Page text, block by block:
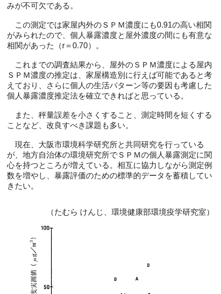
みが不可欠である。
この測定では家屋内外のＳＰＭ濃度にも0.91の高い相関
がみられたので、個人暴露濃度と屋外濃度の間にも有意な
相関があった（r＝0.70）。
これまでの調査結果から、屋外のＳＰＭ濃度による屋内
ＳＰＭ濃度の推定は、家屋構造別に行えば可能であると考
えており、さらに個人の生活パターン等の要因も考慮した
個人暴露濃度推定法を確立できればと思っている。
また、秤量誤差を小さくすること、測定時間を短くする
ことなど、改良すべき課題も多い。
現在、大阪市環境科学研究所と共同研究を行っている
が、地方自治体の環境研究所でＳＰＭの個人暴露測定に関
心を持つところが増えている。相互に協力しながら測定例
数を増やし、暴露評価のための標準的データを蓄積してい
きたい。
（たむら けんじ、環境健康部環境疫学研究室）